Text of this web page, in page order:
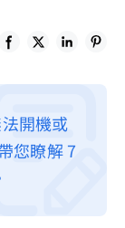
開機或
您瞭解 7